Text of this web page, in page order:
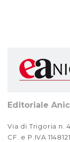
2021
2021
2021
Editoriale
Via di Trigoria n.
CF. e P.IVA